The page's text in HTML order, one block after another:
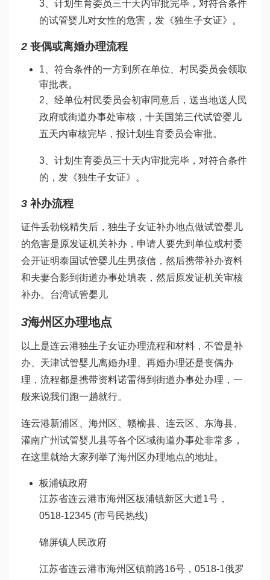
3、计划生育委员三十天内审批完毕，对符合条件
的试管婴儿对女性的危害 ，发《独生子女证》。
2 丧偶或离婚办理流程
1、符合条件的一方到所在单位、村民委员会领取
审批表。
2、经单位村民委员会初审同意后，送当地送人民
政府或街道办事处审核，十美国第三代试管婴儿
五天内审核完毕，报计划生育委员会审批。
3、计划生育委员三十天内审批完毕，对符合条件
的，发《独生子女证》。
3 补办流程
证件丢勃锐精失后，独生子女证补办地点做试管婴儿
的危害是原发证机关补办，申请人要先到单位或村委
会开证明泰国试管婴儿生男孩信，然后携带补办资料
和夫妻合影到街道办事处填表，然后原发证机关审核
补办。 台湾试管婴儿
3海州区办理地点
以上是连云港独生子女证办理流程和材料，不管是补
办、 天津试管婴儿离婚办理、再婚办理还是丧偶办
理，流程都是携带资料诺雷得到街道办事处办理，一
般来说我们跑一趟就行。
连云港新浦区、海州区、赣榆县、连云区、东海县、
灌南广州试管婴儿县等各个区域街道办事处非常多，
在这里就给大家列举了海州区办理地点的地址。
板浦镇政府
江苏省连云港市海州区板浦镇新区大道1号，
0518-12345 (市号民热线)
锦屏镇人民政府
江苏省连云港市海州区镇前路16号，0518-1俄罗